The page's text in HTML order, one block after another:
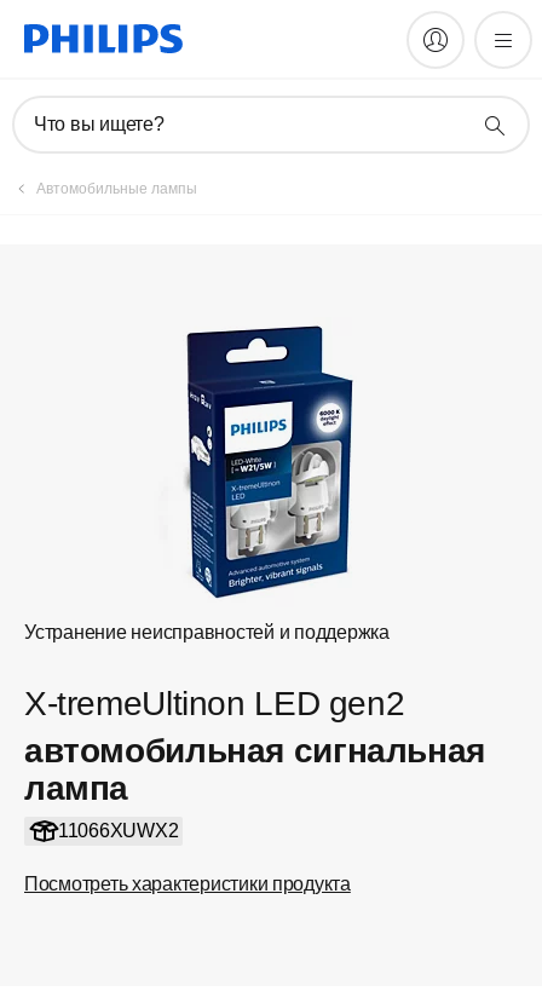
Что вы ищете?
Автомобильные лампы
Устранение неисправностей и поддержка
X-tremeUltinon LED gen2
автомобильная сигнальная
лампа
11066XUWX2
Посмотреть характеристики продукта
Зарегистрировать продукт